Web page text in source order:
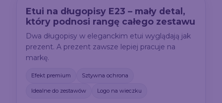
Etui na długopisy E23 – mały detal,
który podnosi rangę całego zestawu
Dwa długopisy w eleganckim etui wyglądają jak
prezent. A prezent zawsze lepiej pracuje na
markę.
Efekt premium Sztywna ochrona
Idealne do zestawów Logo na wieczku